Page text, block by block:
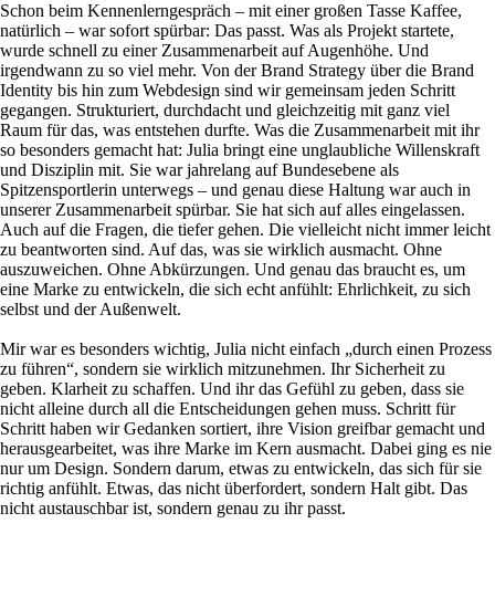
Schon beim Kennenlerngespräch – mit einer großen Tasse Kaffee,
natürlich – war sofort spürbar: Das passt. Was als Projekt startete,
wurde schnell zu einer Zusammenarbeit auf Augenhöhe. Und
irgendwann zu so viel mehr. Von der Brand Strategy über die Brand
Identity bis hin zum Webdesign sind wir gemeinsam jeden Schritt
gegangen. Strukturiert, durchdacht und gleichzeitig mit ganz viel
Raum für das, was entstehen durfte. Was die Zusammenarbeit mit ihr
so besonders gemacht hat: Julia bringt eine unglaubliche Willenskraft
und Disziplin mit. Sie war jahrelang auf Bundesebene als
Spitzensportlerin unterwegs – und genau diese Haltung war auch in
unserer Zusammenarbeit spürbar. Sie hat sich auf alles eingelassen.
Auch auf die Fragen, die tiefer gehen. Die vielleicht nicht immer leicht
zu beantworten sind. Auf das, was sie wirklich ausmacht. Ohne
auszuweichen. Ohne Abkürzungen. Und genau das braucht es, um
eine Marke zu entwickeln, die sich echt anfühlt: Ehrlichkeit, zu sich
selbst und der Außenwelt.
Mir war es besonders wichtig, Julia nicht einfach „durch einen Prozess
zu führen“, sondern sie wirklich mitzunehmen. Ihr Sicherheit zu
geben. Klarheit zu schaffen. Und ihr das Gefühl zu geben, dass sie
nicht alleine durch all die Entscheidungen gehen muss. Schritt für
Schritt haben wir Gedanken sortiert, ihre Vision greifbar gemacht und
herausgearbeitet, was ihre Marke im Kern ausmacht. Dabei ging es nie
nur um Design. Sondern darum, etwas zu entwickeln, das sich für sie
richtig anfühlt. Etwas, das nicht überfordert, sondern Halt gibt. Das
nicht austauschbar ist, sondern genau zu ihr passt.